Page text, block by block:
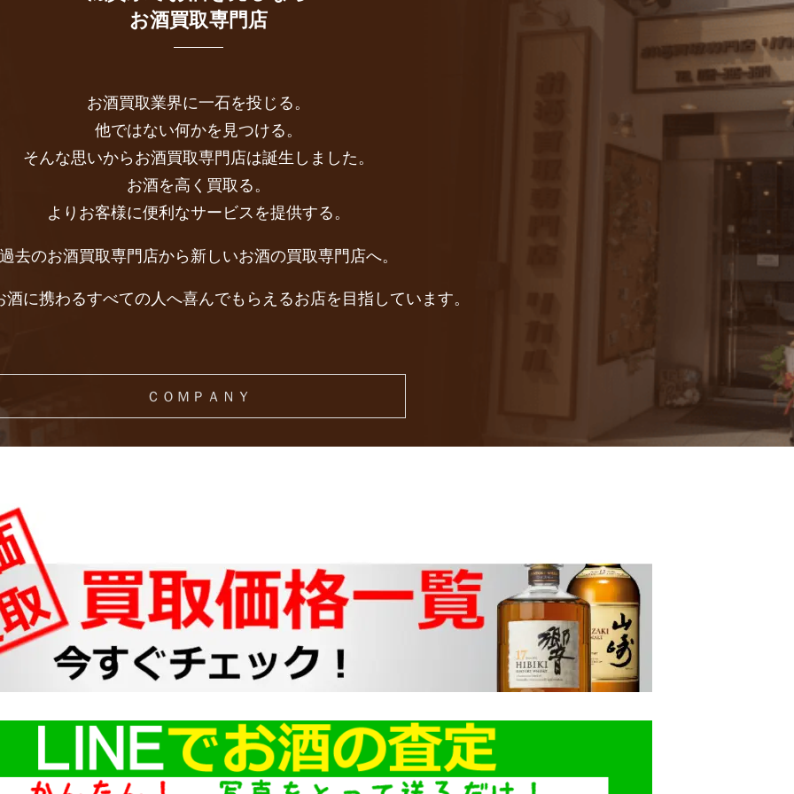
お酒買取専門店
お酒買取業界に一石を投じる。
他ではない何かを見つける。
そんな思いからお酒買取専門店は誕生しました。
お酒を高く買取る。
よりお客様に便利なサービスを提供する。
過去のお酒買取専門店から新しいお酒の買取専門店へ。
酒に携わるすべての人へ喜んでもらえるお店を目指しています。
ＣＯＭＰＡＮＹ